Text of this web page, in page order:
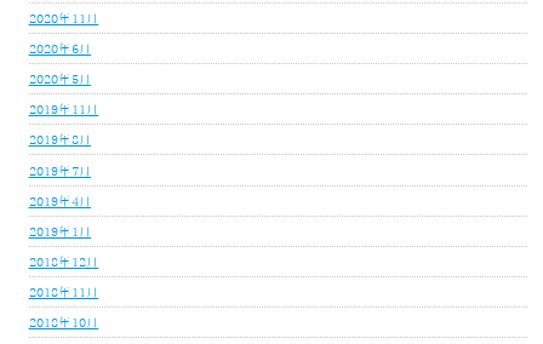
2020年11月
2020年6月
2020年5月
2019年11月
2019年8月
2019年7月
2019年4月
2019年1月
2018年12月
2018年11月
2018年10月